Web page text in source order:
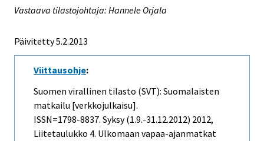
Vastaava tilastojohtaja: Hannele Orjala
Päivitetty 5.2.2013
Viittausohje:
Suomen virallinen tilasto (SVT): Suomalaisten
matkailu [verkkojulkaisu].
ISSN=1798-8837. Syksy (1.9.-31.12.2012) 2012,
Liitetaulukko 4. Ulkomaan vapaa-ajanmatkat